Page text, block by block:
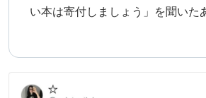
い本は寄付しましょう」を聞いた